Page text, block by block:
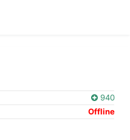
940
Offline